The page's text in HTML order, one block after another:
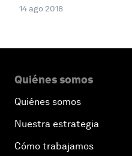
14 ago 2018
Quiénes somos
Quiénes somos
Nuestra estrategia
Cómo trabajamos